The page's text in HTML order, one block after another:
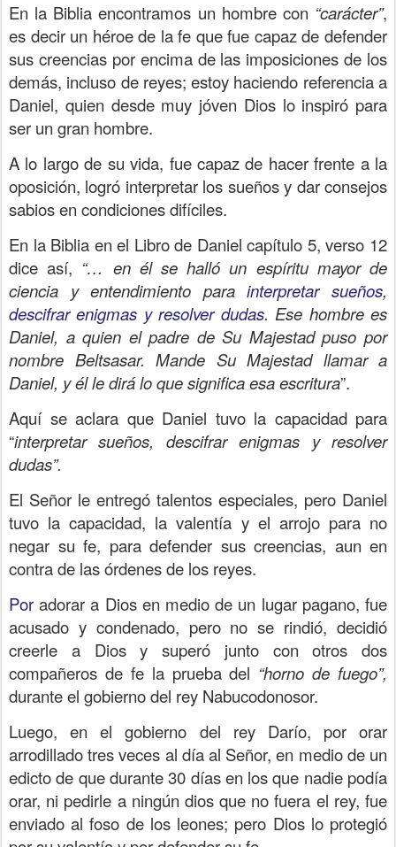
En la Biblia encontramos un hombre con “carácter”,
es decir un héroe de la fe que fue capaz de defender
sus creencias por encima de las imposiciones de los
demás, incluso de reyes; estoy haciendo referencia a
Daniel, quien desde muy jóven Dios lo inspiró para
ser un gran hombre.
A lo largo de su vida, fue capaz de hacer frente a la
oposición, logró interpretar los sueños y dar consejos
sabios en condiciones difíciles.
En la Biblia en el Libro de Daniel capítulo 5, verso 12
dice así, “… en él se halló un espíritu mayor de
ciencia y entendimiento parainterpretar sueños,
descifrar enigmas y resolver dudas. Ese hombre es
Daniel, a quien el padre de Su Majestad puso por
nombre Beltsasar. Mande Su Majestad llamar a
Daniel, y él le dirá lo que significa esa escritura”.
Aquí se aclara que Daniel tuvo la capacidad para
“interpretar sueños, descifrar enigmas y resolver
dudas”.
El Señor le entregó talentos especiales, pero Daniel
tuvo la capacidad, la valentía y el arrojo para no
negar su fe, para defender sus creencias, aun en
contra de las órdenes de los reyes.
Poradorar a Dios en medio de un lugar pagano, fue
acusado y condenado, pero no se rindió, decidió
creerle a Dios y superó junto con otros dos
compañeros de fe la prueba del “horno de fuego”,
durante el gobierno del rey Nabucodonosor.
Luego, en el gobierno del rey Darío, por orar
arrodillado tres veces al día al Señor, en medio de un
edicto de que durante 30 días en los que nadie podía
orar, ni pedirle a ningún dios que no fuera el rey, fue
enviado al foso de los leones; pero Dios lo protegió